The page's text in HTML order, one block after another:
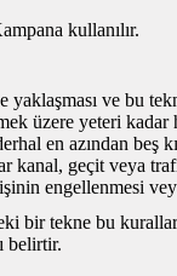
kullanılır.
ve bu
üzere yeteri
en azından beş
kanal, geçit veya
engellenmesi
bir tekne bu
belirtir.